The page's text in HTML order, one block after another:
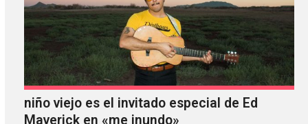
niño viejo es el invitado especial de Ed
Maverick en «me inundo»